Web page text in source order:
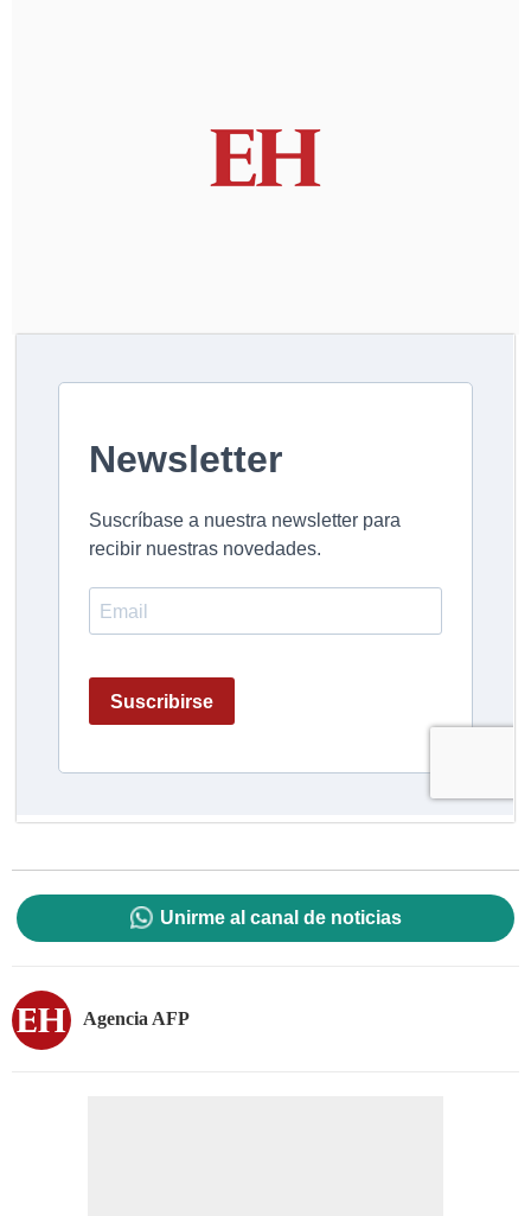
Unirme al canal de noticias
Agencia AFP